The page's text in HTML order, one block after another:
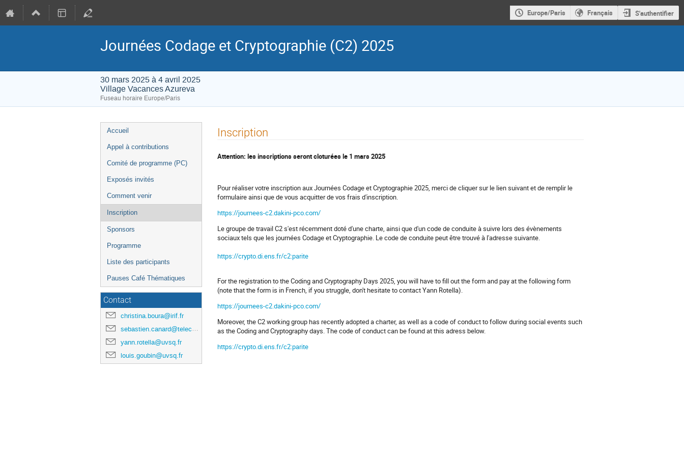
Europe/Paris Français S'authentifier
Journées Codage et Cryptographie (C2) 2025
30 mars 2025 à 4 avril 2025
Village Vacances Azureva
Fuseau horaire Europe/Paris
Menu
de
Accueil
Appel à contributions
Comité de programme (PC)
Exposés invités
Comment venir
Inscription
Sponsors
Programme
Liste des participants
Pauses Café Thématiques
Contact
christina.boura@irif.fr
sebastien.canard@telecom-paris.fr
yann.rotella@uvsq.fr
louis.goubin@uvsq.fr
Inscription
Attention: les inscriptions seront cloturées le 1 mars 2025
Pour réaliser votre inscription aux Journées Codage et Cryptographie 2025, merci de cliquer sur le lien suivant et de remplir le
formulaire ainsi que de vous acquitter de vos frais d'inscription.
https://journees-c2.dakini-pco.com/
Le groupe de travail C2 s'est récemment doté d'une charte, ainsi que d'un code de conduite à suivre lors des évènements
sociaux tels que les journées Codage et Cryptographie. Le code de conduite peut être trouvé à l'adresse suivante.
https://crypto.di.ens.fr/c2:parite
For the registration to the Coding and Cryptography Days 2025, you will have to fill out the form and pay at the following form
(note that the form is in French, if you struggle, don't hesitate to contact Yann Rotella).
https://journees-c2.dakini-pco.com/
Moreover, the C2 working group has recently adopted a charter, as well as a code of conduct to follow during social events such
as the Coding and Cryptography days. The code of conduct can be found at this adress below.
https://crypto.di.ens.fr/c2:parite